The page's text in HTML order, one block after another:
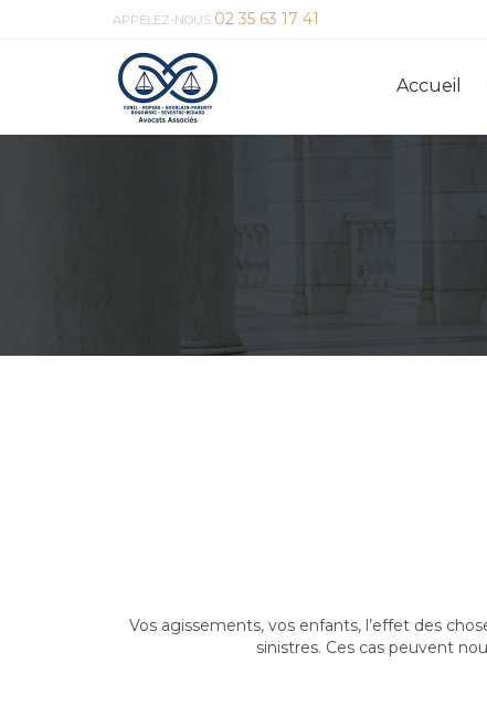
APPELEZ-NOUS 02 35 63 17 41
Accueil
Vos agissements, vos enfants, l’effet des
sinistres. Ces cas peuvent